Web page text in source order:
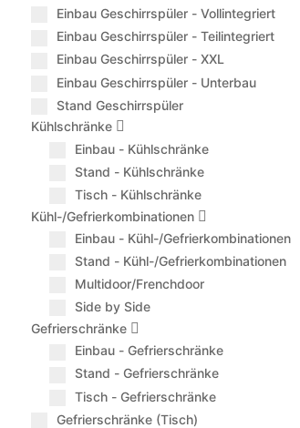
Einbau Geschirrspüler - Vollintegriert
Einbau Geschirrspüler - Teilintegriert
Einbau Geschirrspüler - XXL
Einbau Geschirrspüler - Unterbau
Stand Geschirrspüler
Kühlschränke
Einbau - Kühlschränke
Stand - Kühlschränke
Tisch - Kühlschränke
Kühl-/Gefrierkombinationen
Einbau - Kühl-/Gefrierkombinationen
Stand - Kühl-/Gefrierkombinationen
Multidoor/Frenchdoor
Side by Side
Gefrierschränke
Einbau - Gefrierschränke
Stand - Gefrierschränke
Tisch - Gefrierschränke
Gefrierschränke (Tisch)